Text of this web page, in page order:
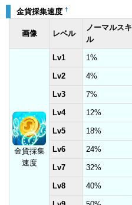
金貨採集速度 †
画像 レベル
ノーマルスキ
ル
金貨採集
速度
Lv1 1%
Lv2 4%
Lv3 7%
Lv4 12%
Lv5 18%
Lv6 24%
Lv7 32%
Lv8 40%